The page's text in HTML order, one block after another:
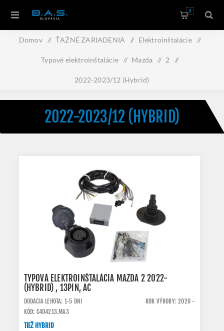
0
Domov / ŤAŽNÉ ZARIADENIA / Elektroinštalácie /
Typové elektroinštalácie / Mazda / 2 /
2022-2023/12 (Hybrid)
2022-2023/12 (HYBRID)
TYPOVÁ ELEKTROINŠTALÁCIA MAZDA 2 2022-
(HYBRID) , 13PIN, AC
DODACIA LEHOTA: 1-5 DNI
ROK VÝROBY: 2020 -
KÓD: C404213.MA3
TIEŽ HYBRID